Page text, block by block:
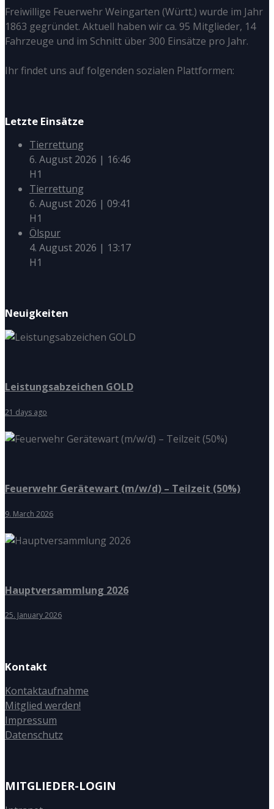
Freiwillige Feuerwehr Weingarten (Württ.) wurde im Jahr
1863 gegründet. Aktuell haben wir ca. 95 Mitglieder, 14
Fahrzeuge und im Schnitt über 300 Einsätze pro Jahr.
Ihr findet uns auf folgenden sozialen Plattformen:
Letzte Einsätze
Tierrettung
6. August 2026 | 16:46
H1
Tierrettung
6. August 2026 | 09:41
H1
Ölspur
4. August 2026 | 13:17
H1
Neuigkeiten
Leistungsabzeichen GOLD
21 days ago
Feuerwehr Gerätewart (m/w/d) – Teilzeit (50%)
9. March 2026
Hauptversammlung 2026
25. January 2026
Kontakt
Kontaktaufnahme
Mitglied werden!
Impressum
Datenschutz
MITGLIEDER-LOGIN